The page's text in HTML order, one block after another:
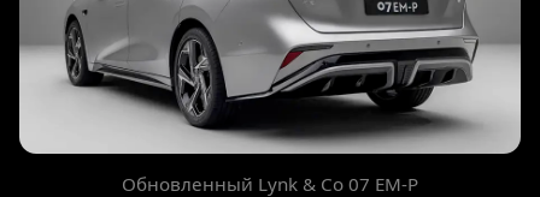
Обновленный Lynk & Co 07 EM-P